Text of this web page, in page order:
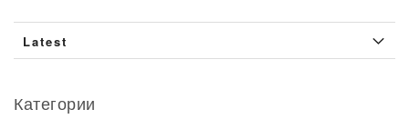
Latest
Категории